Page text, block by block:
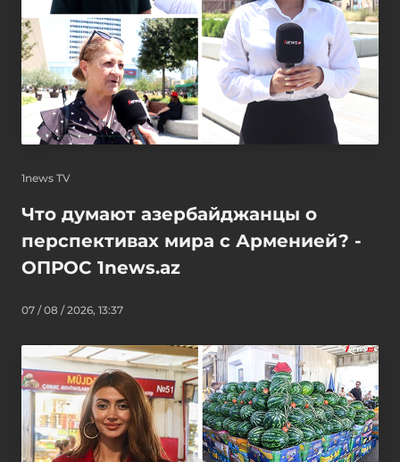
1news TV
Что думают азербайджанцы о
перспективах мира с Арменией? -
ОПРОС 1news.az
07 / 08 / 2026, 13:37